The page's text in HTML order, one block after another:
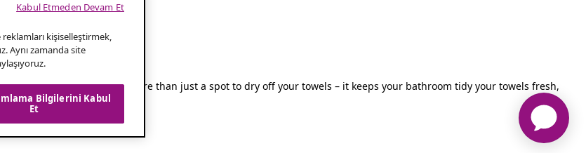
a towel rail comes in. It’s more than just a spot to dry off your towels – it keeps your bathroom tidy your towels fresh,
one.
kişiselleştirmek,
Aynı zamanda site
Bilgilerini Kabul
Et
Kabul Etmeden Devam Et